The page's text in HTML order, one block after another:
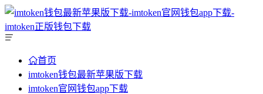
首页
imtoken钱包最新苹果版下载
imtoken官网钱包app下载